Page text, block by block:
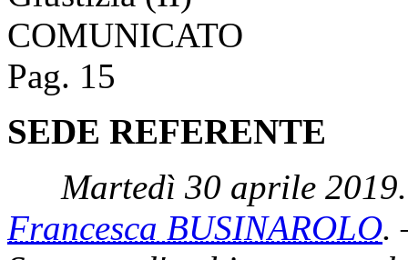
BOLLETTINO
DELLE GIUNTE E
PARLAMENTARI
Giustizia (II)
COMUNICATO
Pag. 15